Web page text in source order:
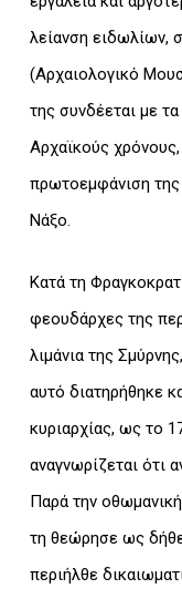
λείανση ειδωλίων,
(Αρχαιολογικό
της συνδέεται με
Αρχαϊκούς
πρωτοεμφάνιση
Νάξο.
Κατά τη
φεουδάρχες της
λιμάνια της
αυτό διατηρήθηκε
κυριαρχίας, ως το
αναγνωρίζεται ότι
Παρά την
τη θεώρησε ως
περιήλθε